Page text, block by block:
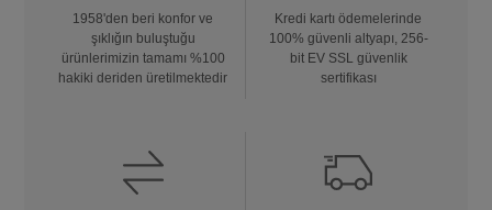
1958'den beri konfor ve
şıklığın buluştuğu
ürünlerimizin tamamı %100
hakiki deriden üretilmektedir
Kredi kartı ödemelerinde
100% güvenli altyapı, 256-
bit EV SSL güvenlik
sertifikası